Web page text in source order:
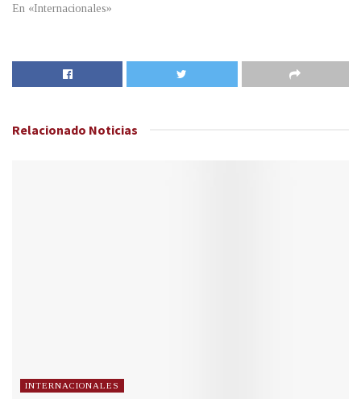
En «Internacionales»
Relacionado Noticias
INTERNACIONALES